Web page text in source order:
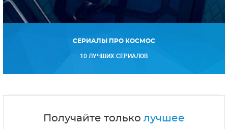
СЕРИАЛЫ ПРО КОСМОС
10 ЛУЧШИХ СЕРИАЛОВ
Получайте только лучшее